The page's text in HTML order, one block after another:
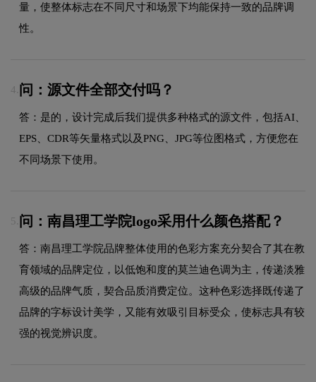
量，使整体标志在不同尺寸和场景下均能保持一致的品牌调
性。
4. 问：源文件全部交付吗？
答：是的，设计完成后我们提供多种格式的源文件，包括AI、
EPS、CDR等矢量格式以及PNG、JPG等位图格式，方便您在
不同场景下使用。
5. 问：南昌理工学院logo采用什么颜色搭配？
答：南昌理工学院品牌整体使用的色彩方案充分契合了其在教
育领域的品牌定位，以低饱和度的莫兰迪色调为主，传递淡雅
高级的品牌气质，契合品质消费定位。这种色彩选择既传递了
品牌的字标设计美学，又能有效吸引目标受众，使标志具有较
强的视觉辨识度。